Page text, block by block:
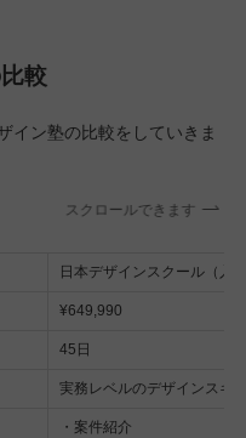
較
イン塾の比較をしていきま
スクロールできます
日本デザインスクール（入
¥649,990
45日
実務レベルのデザインスキ
・案件紹介